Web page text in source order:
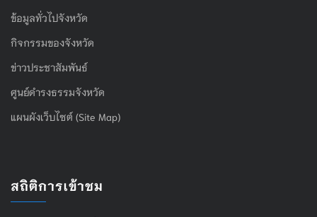
ข้อมูลทั่วไปจังหวัด
กิจกรรมของจังหวัด
ข่าวประชาสัมพันธ์
ศูนย์ดำรงธรรมจังหวัด
แผนผังเว็บไซต์ (Site Map)
สถิติการเข้าชม